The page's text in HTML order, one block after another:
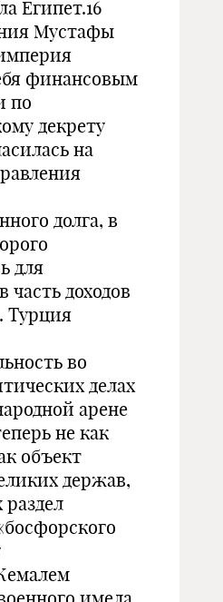
Египет.16
Мустафы
финансовым
по
декрету
на
долга, в
для
часть доходов
Турция
во
делах
арене
не как
объект
держав,